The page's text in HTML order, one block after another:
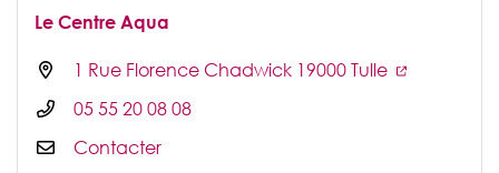
Le Centre Aqua
1 Rue Florence Chadwick 19000 Tulle
05 55 20 08 08
Contacter